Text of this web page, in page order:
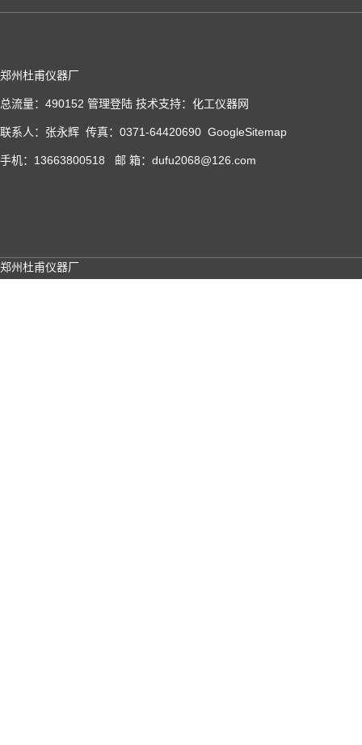
郑州杜甫仪器厂
总流量：490152 管理登陆 技术支持： 化工仪器网
联系人：张永辉 传真：0371-64420690 GoogleSitemap
手机：13663800518 邮 箱：dufu2068@126.com
郑州杜甫仪器厂